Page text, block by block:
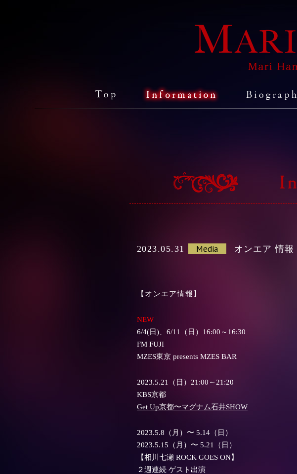
2023.05.31 Media オンエア 情
【オンエア情報】
NEW
6/4(日)、6/11（日）16:00～16:30
FM FUJI
MZES東京 presents MZES BAR
2023.5.21（日）21:00～21:20
KBS京都
Get Up京都〜マグナム石井SHOW
2023.5.8（月）〜 5.14（日）
2023.5.15（月）〜 5.21（日）
【相川七瀬 ROCK GOES ON】
２週連続 ゲスト出演